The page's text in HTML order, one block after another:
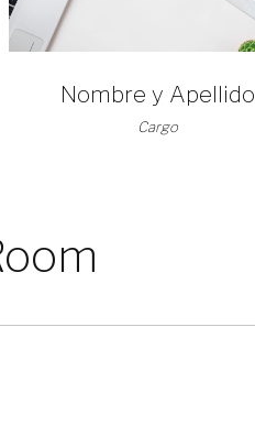
Nombre y Apellido
Cargo